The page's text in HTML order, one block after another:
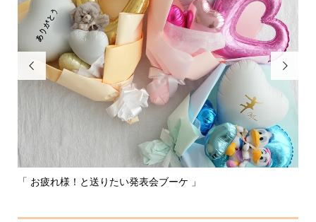

「 お疲れ様！と送りたい発表会ブーケ 」
